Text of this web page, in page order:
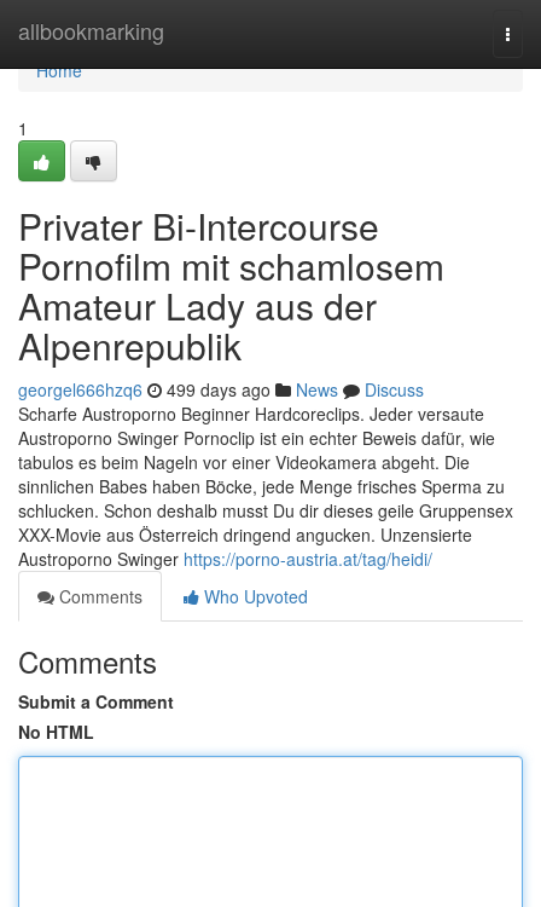
allbookmarking
Home
Home
1
Privater Bi-Intercourse
Pornofilm mit schamlosem
Amateur Lady aus der
Alpenrepublik
georgel666hzq6 499 days ago News
Discuss
Scharfe Austroporno Beginner Hardcoreclips. Jeder versaute
Austroporno Swinger Pornoclip ist ein echter Beweis dafür, wie
tabulos es beim Nageln vor einer Videokamera abgeht. Die
sinnlichen Babes haben Böcke, jede Menge frisches Sperma zu
schlucken. Schon deshalb musst Du dir dieses geile Gruppensex
XXX-Movie aus Österreich dringend angucken. Unzensierte
Austroporno Swinger https://porno-austria.at/tag/heidi/
Comments
Who Upvoted
Comments
Submit a Comment
No HTML